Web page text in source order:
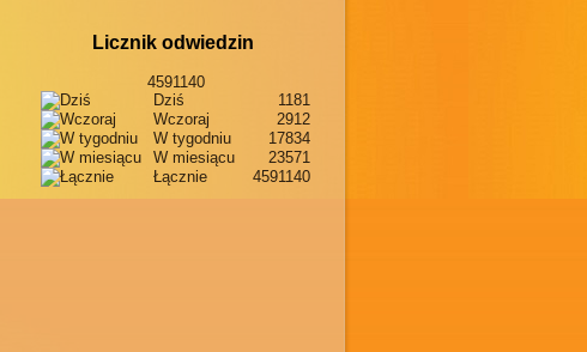
Licznik odwiedzin
4591140
Dziś
1181
Wczoraj
2912
W tygodniu
17834
W miesiącu
23571
Łącznie
4591140